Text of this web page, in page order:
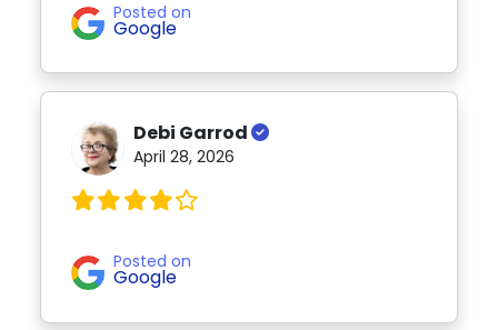
Posted on
Google
Debi Garrod
April 28, 2026
Posted on
Google